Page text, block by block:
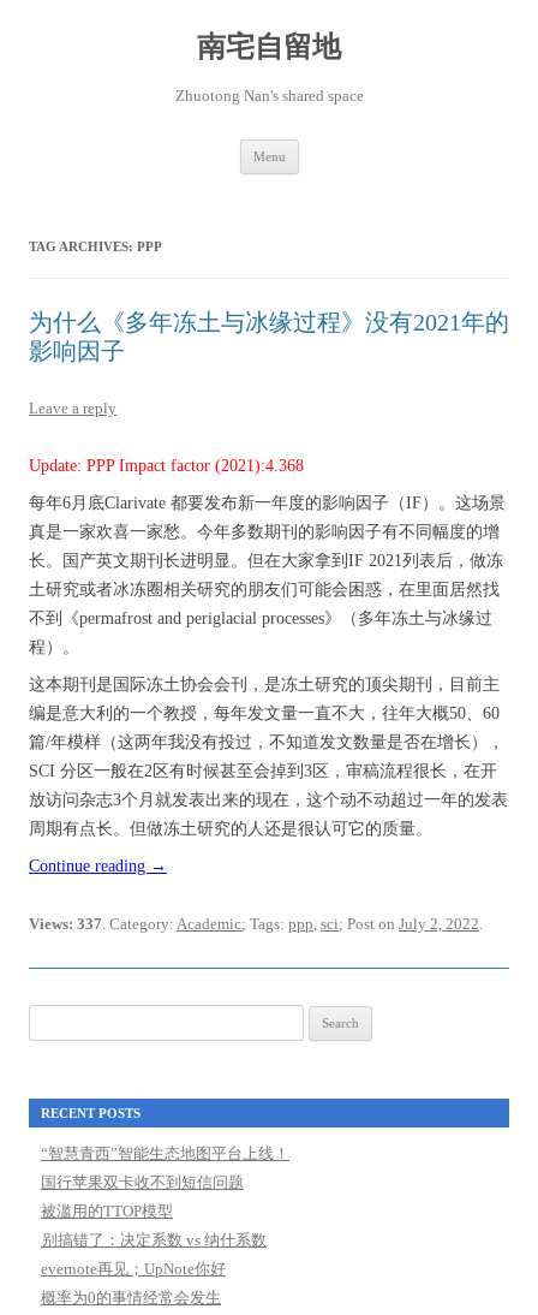
南宅自留地
Zhuotong Nan's shared space
Menu
TAG ARCHIVES: PPP
为什么《多年冻土与冰缘过程》没有2021年的
影响因子
Leave a reply
Update: PPP Impact factor (2021):4.368
每年6月底Clarivate 都要发布新一年度的影响因子（IF）。这场景
真是一家欢喜一家愁。今年多数期刊的影响因子有不同幅度的增
长。国产英文期刊长进明显。但在大家拿到IF 2021列表后，做冻
土研究或者冰冻圈相关研究的朋友们可能会困惑，在里面居然找
不到《permafrost and periglacial processes》（多年冻土与冰缘过
程）。
这本期刊是国际冻土协会会刊，是冻土研究的顶尖期刊，目前主
编是意大利的一个教授，每年发文量一直不大，往年大概50、60
篇/年模样（这两年我没有投过，不知道发文数量是否在增长），
SCI 分区一般在2区有时候甚至会掉到3区，审稿流程很长，在开
放访问杂志3个月就发表出来的现在，这个动不动超过一年的发表
周期有点长。但做冻土研究的人还是很认可它的质量。
Continue reading →
Views: 337. Category: Academic; Tags: ppp, sci; Post on July 2, 2022.
for:
RECENT POSTS
“智慧青西”智能生态地图平台上线！
国行苹果双卡收不到短信问题
被滥用的TTOP模型
别搞错了：决定系数 vs 纳什系数
evernote再见；UpNote你好
概率为0的事情经常会发生